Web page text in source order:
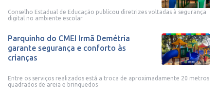
Conselho Estadual de Educação publicou diretrizes voltadas à segurança
digital no ambiente escolar
Parquinho do CMEI Irmã Demétria
garante segurança e conforto às
crianças
Entre os serviços realizados está a troca de aproximadamente 20 metros
quadrados de areia e brinquedos